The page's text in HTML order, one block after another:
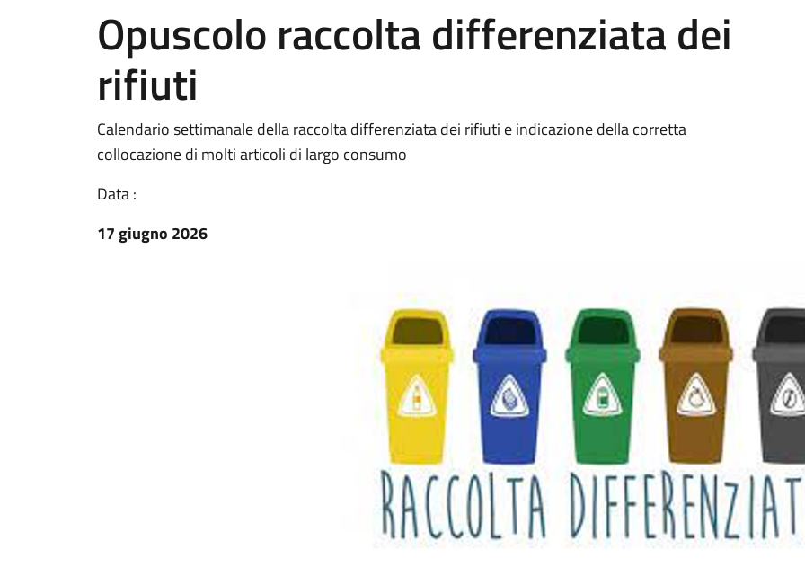
Opuscolo raccolta differenziata dei
rifiuti
Calendario settimanale della raccolta differenziata dei rifiuti e indicazione della corretta
collocazione di molti articoli di largo consumo
Data :
17 giugno 2026